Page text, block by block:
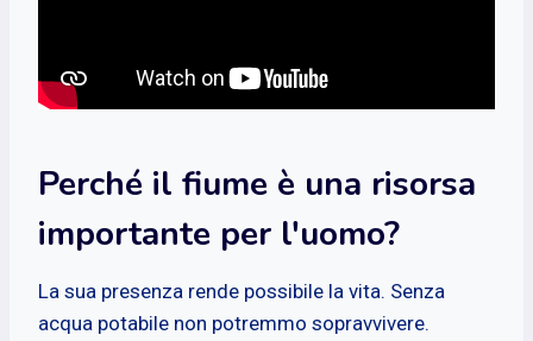
Perché il fiume è una risorsa
importante per l'uomo?
La sua presenza rende possibile la vita. Senza
acqua potabile non potremmo sopravvivere.